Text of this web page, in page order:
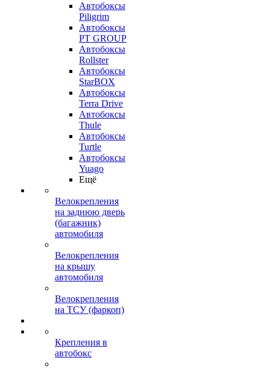
Автобоксы
Piligrim
Автобоксы
PT GROUP
Автобоксы
Rollster
Автобоксы
StarBOX
Автобоксы
Terra Drive
Автобоксы
Thule
Автобоксы
Turtle
Автобоксы
Yuago
Ещё
Велокрепления
на заднюю дверь
(багажник)
автомобиля
Велокрепления
на крышу
автомобиля
Велокрепления
на ТСУ (фаркоп)
Крепления в
автобокс